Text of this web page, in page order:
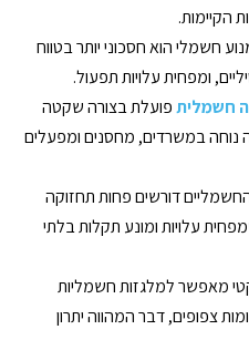
הקיימות.
חשמלי הוא חסכוני יותר בטווח
ומפחית עלויות תפעול.
חשמליתפועלת בצורה שקטה
במשרדים, מחסנים ומפעלים
דורשים פחות תחזוקה
עלויות ומונע תקלות בלתי
מאפשר למלגזות חשמליות
צפופים, דבר המהווה יתרון